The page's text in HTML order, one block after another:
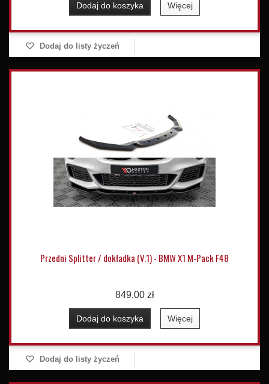
Dodaj do koszyka Więcej
Dodaj do listy życzeń
Przedni Splitter / dokładka (V.1) - BMW X1 M-Pack F48
849,00 zł
Dodaj do koszyka Więcej
Dodaj do listy życzeń